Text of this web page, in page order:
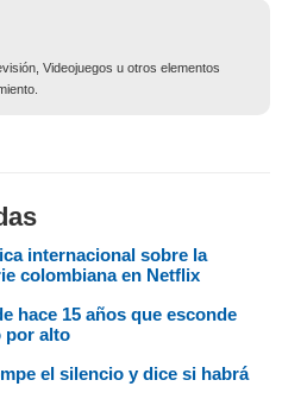
Videojuegos u otros elementos
internacional sobre la
colombiana en Netflix
hace 15 años que esconde
por alto
el silencio y dice si habrá